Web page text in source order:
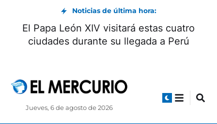
Noticias de última hora:
El Papa León XIV visitará estas cuatro
ciudades durante su llegada a Perú
Jueves, 6 de agosto de 2026